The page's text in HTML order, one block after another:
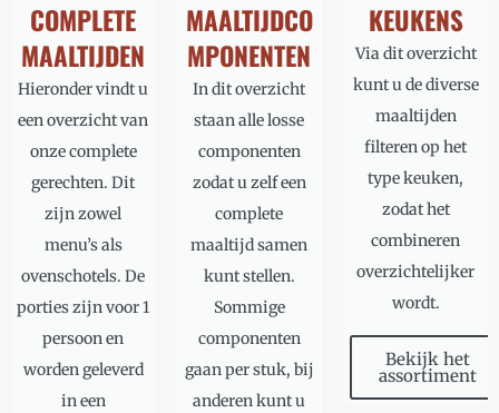
COMPLETE
MAALTIJDEN
Hieronder vindt u
een overzicht van
onze complete
gerechten. Dit
zijn zowel
menu’s als
ovenschotels. De
porties zijn voor 1
persoon en
worden geleverd
in een
MAALTIJDCO
MPONENTEN
In dit overzicht
staan alle losse
componenten
zodat u zelf een
complete
maaltijd samen
kunt stellen.
Sommige
componenten
gaan per stuk, bij
anderen kunt u
KEUKENS
Via dit overzicht
kunt u de diverse
maaltijden
filteren op het
type keuken,
zodat het
combineren
overzichtelijker
wordt.
Bekijk het
assortiment